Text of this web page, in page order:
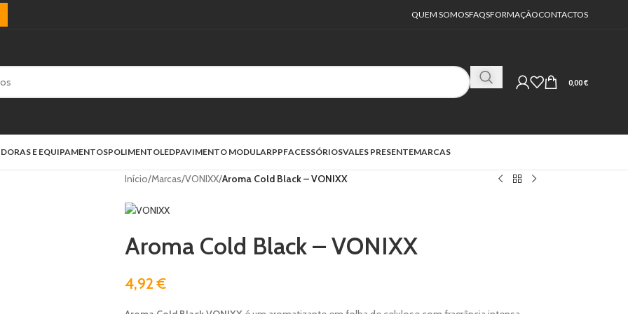
QUEM SOMOSFAQSFORMAÇÃOCONTACTOS
0,00€
E EQUIPAMENTOSPOLIMENTOLEDPAVIMENTO MODULARPPFACESSÓRIOSVALES PRESENTEMARCAS
Início/Marcas/VONIXX/Aroma Cold Black – VONIXX
Aroma Cold Black – VONIXX
4,92€